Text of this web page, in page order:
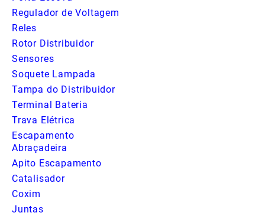
Regulador de Voltagem
Reles
Rotor Distribuidor
Sensores
Soquete Lampada
Tampa do Distribuidor
Terminal Bateria
Trava Elétrica
Escapamento
Abraçadeira
Apito Escapamento
Catalisador
Coxim
Juntas